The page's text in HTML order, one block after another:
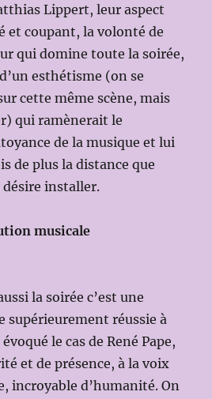
Lippert, leur aspect
et coupant, la volonté de
qui domine toute la soirée,
esthétisme (on se
cette même scène, mais
qui ramènerait le
de la musique et lui
de plus la distance que
installer.
musicale
la soirée c’est une
supérieurement réussie à
le cas de René Pape,
et de présence, à la voix
incroyable d’humanité. On